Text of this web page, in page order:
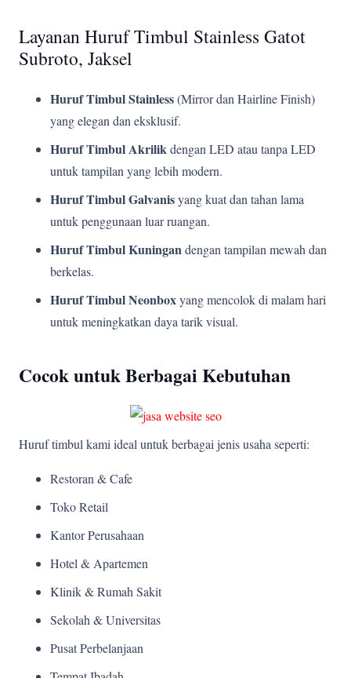
Layanan Huruf Timbul Stainless Gatot
Subroto, Jaksel
Huruf Timbul Stainless(Mirror dan Hairline Finish)
yang elegan dan eksklusif.
Huruf Timbul Akrilikdengan LED atau tanpa LED
untuk tampilan yang lebih modern.
Huruf Timbul Galvanisyang kuat dan tahan lama
untuk penggunaan luar ruangan.
Huruf Timbul Kuningandengan tampilan mewah dan
berkelas.
Huruf Timbul Neonboxyang mencolok di malam hari
untuk meningkatkan daya tarik visual.
Cocok untuk Berbagai Kebutuhan
Huruf timbul kami ideal untuk berbagai jenis usaha seperti:
Restoran & Cafe
Toko Retail
Kantor Perusahaan
Hotel & Apartemen
Klinik & Rumah Sakit
Sekolah & Universitas
Pusat Perbelanjaan